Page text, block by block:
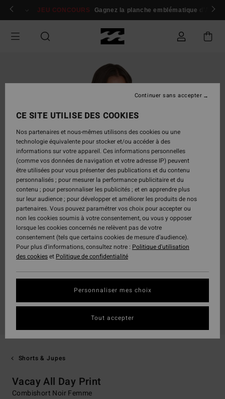
Passer
Se connecter / s'inscrire
JEU CONCOURS Gagnez la planche emblématique d'Andy
Shorts & Jupes
Vacay All Day Print
Combishort Noir Femme
CE SITE UTILISE DES COOKIES
Nos partenaires et nous-mêmes utilisons des cookies ou une
technologie équivalente pour stocker et/ou accéder à des
informations sur votre appareil. Ces informations personnelles
(comme vos données de navigation et votre adresse IP) peuvent
être utilisées pour vous présenter des publications et du contenu
personnalisés ; pour mesurer la performance publicitaire et du
contenu ; pour personnaliser les publicités ; et en apprendre plus
sur leur audience ; pour développer et améliorer les produits de nos
partenaires. Vous pouvez paramétrer vos choix pour accepter ou
non les cookies soumis à votre consentement, ou vous y opposer
lorsque les cookies concernés ne relèvent pas de votre
consentement (tels que certains cookies de mesure d’audience).
Pour plus d'informations, consultez notre : Politique d'utilisation
des cookieset Politique de confidentialité
Personnaliser mes choix
Continuer sans accepter
Tout accepter